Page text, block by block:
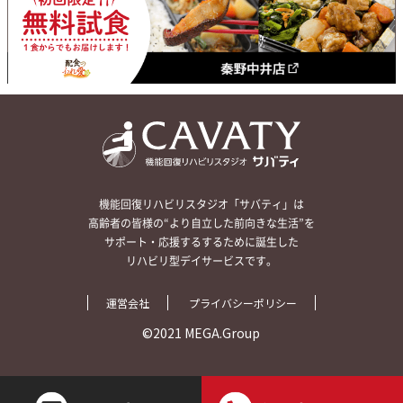
機能回復リハビリスタジオ「サバティ」は
高齢者の皆様の“より自立した前向きな生活”を
サポート・応援するするために誕生した
リハビリ型デイサービスです。
運営会社 プライバシーポリシー
©2021 MEGA.Group